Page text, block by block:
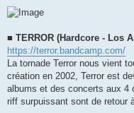
a
g
■ TERROR (Hardcore - Los
https://terror.bandcamp.com/
La tornade Terror nous vient
création en 2002, Terror est
albums et des concerts aux 4
riff surpuissant sont de retour